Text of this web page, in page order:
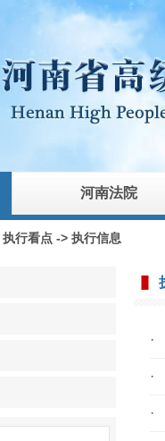
河南法院
执行看点-> 执行信息
·
·
·